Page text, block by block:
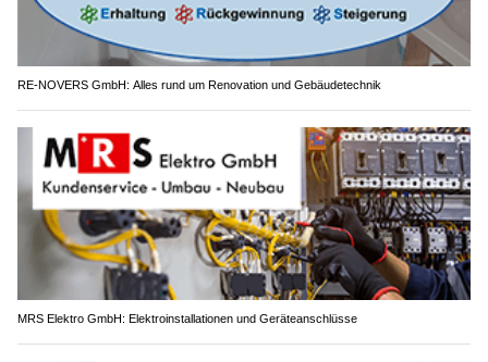
RE-NOVERS GmbH: Alles rund um Renovation und Gebäudetechnik
MRS Elektro GmbH: Elektroinstallationen und Geräteanschlüsse